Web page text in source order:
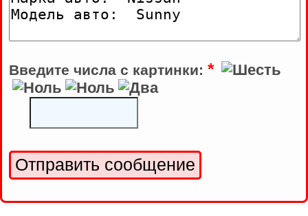
Введите числа с картинки: *